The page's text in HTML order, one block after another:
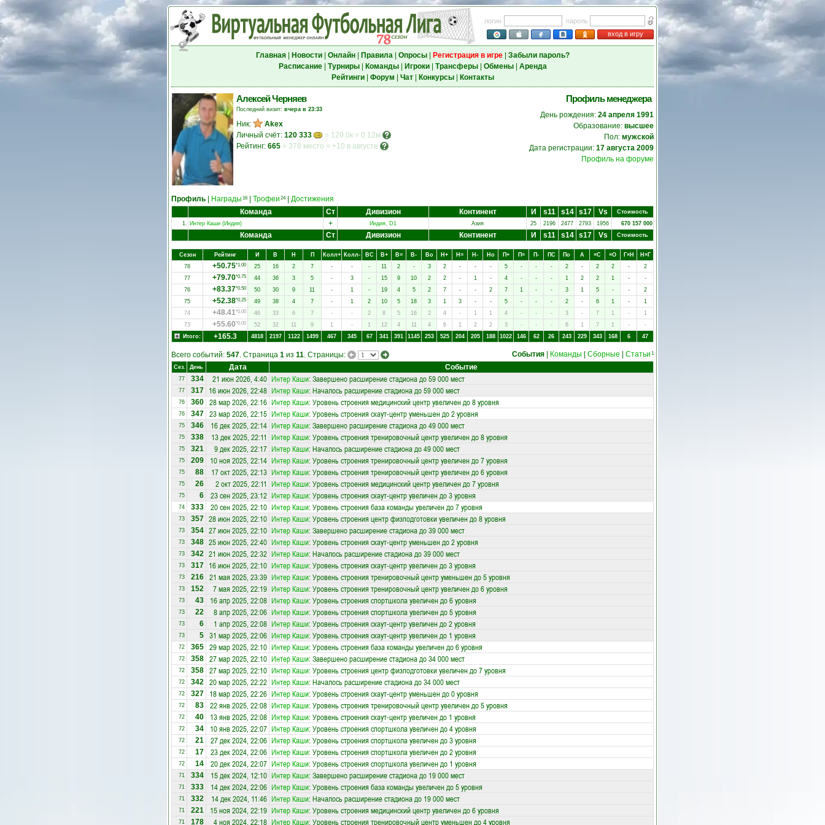
логин
пароль
вход в игру
Главная| Новости| Онлайн| Правила| Опросы| Регистрация в игре| Забыли пароль?
Расписание| Турниры| Команды| Игроки| Трансферы| Обмены| Аренда
Рейтинги| Форум Чат| Конкурсы| Контакты
Алексей Черняев
Последний визит: вчера в 23:33
Ник:
Akex
Личный счёт: 120 333
= 120.0к = 0.12м
Рейтинг: 665 = 378 место = +10 в августе
Профиль менеджера
День рождения: 24 апреля 1991
Образование: высшее
Пол: мужской
Дата регистрации: 17 августа 2009
Профиль на форуме
Профиль Награды 16 Трофеи 24| Достижения
Команда
Ст Дивизион Континент И s11 s14 s17 Vs
Стоимость
1. Интер Каши (Индия) + Индия, D1 Азия 25 2196 2477 2793 1956 670 157 000
Команда Ст Дивизион Континент И s11 s14 s17 Vs Стоимость
Сезон Рейтинг И В Н П Колл+ Колл- ВC В+ В= В- Вo Н+ Н= Н- Нo П+ П= П- ПC Пo А ×C ×O Г×Н
Н×Г
78
+50.75*1.00 25 16 2 7 - - - 11 2 - 3 2 - - - 5 - - - 2 - 2 2 -
2
77
+79.70*0.75 44 36 3 5 - 3 - 15 9 10 2 2 - 1 - 4 - - - 1 2 2 1 -
-
76
+83.37*0.50 50 30 9 11 - 1 - 19 4 5 2 7 - - 2 7 1 - - 3 1 5 - -
2
75
+52.38*0.25 49 38 4 7 - 1 2 10 5 18 3 1 3 - - 5 - - - 2 - 6 1 -
1
74
+48.41*0.00 46 33 6 7 - - 2 8 5 16 2 4 - 1 1 4 - - - 3 - 7 1 -
1
73
+55.60*0.00 52 32 11 9 1 - 1 12 4 11 4 6 1 2 2 3 - - - 6 1 7 1 -
-
Итого:
+165.3 4818 2197 1122 1499 467 345 67 341 391 1145 253 525 204 205 188 1022 146 62 26 243 229 343 168 6 47
Всего событий: 547. Страница 1 из 11. Страницы: События Команды Сборные Статьи 1
Сез. День Дата Событие
77 334 21 июн 2026, 4:40 Интер Каши: Завершено расширение стадиона до 59 000 мест
77 317 16 июн 2026, 22:48 Интер Каши: Началось расширение стадиона до 59 000 мест
76 360 28 мар 2026, 22:16 Интер Каши: Уровень строения медицинский центр увеличен до 8 уровня
76 347 23 мар 2026, 22:15 Интер Каши: Уровень строения скаут-центр уменьшен до 2 уровня
75 346 16 дек 2025, 22:14 Интер Каши: Завершено расширение стадиона до 49 000 мест
75 338 13 дек 2025, 22:11 Интер Каши: Уровень строения тренировочный центр увеличен до 8 уровня
75 321 9 дек 2025, 22:17 Интер Каши: Началось расширение стадиона до 49 000 мест
75 209 10 ноя 2025, 22:14 Интер Каши: Уровень строения тренировочный центр увеличен до 7 уровня
75 88 17 окт 2025, 22:13 Интер Каши: Уровень строения тренировочный центр увеличен до 6 уровня
75 26 2 окт 2025, 22:11 Интер Каши: Уровень строения медицинский центр увеличен до 7 уровня
75 6 23 сен 2025, 23:12 Интер Каши: Уровень строения скаут-центр увеличен до 3 уровня
74 333 20 сен 2025, 22:10 Интер Каши: Уровень строения база команды увеличен до 7 уровня
73 357 28 июн 2025, 22:10 Интер Каши: Уровень строения центр физподготовки увеличен до 8 уровня
73 354 27 июн 2025, 22:10 Интер Каши: Завершено расширение стадиона до 39 000 мест
73 348 25 июн 2025, 22:40 Интер Каши: Уровень строения скаут-центр уменьшен до 2 уровня
73 342 21 июн 2025, 22:32 Интер Каши: Началось расширение стадиона до 39 000 мест
73 317 16 июн 2025, 22:10 Интер Каши: Уровень строения скаут-центр увеличен до 3 уровня
73 216 21 мая 2025, 23:39 Интер Каши: Уровень строения тренировочный центр уменьшен до 5 уровня
73 152 7 мая 2025, 22:19 Интер Каши: Уровень строения тренировочный центр увеличен до 6 уровня
73 43 16 апр 2025, 22:08 Интер Каши: Уровень строения спортшкола увеличен до 6 уровня
73 22 8 апр 2025, 22:06 Интер Каши: Уровень строения спортшкола увеличен до 5 уровня
73 6 1 апр 2025, 22:08 Интер Каши: Уровень строения скаут-центр увеличен до 2 уровня
73 5 31 мар 2025, 22:06 Интер Каши: Уровень строения скаут-центр увеличен до 1 уровня
72 365 29 мар 2025, 22:10 Интер Каши: Уровень строения база команды увеличен до 6 уровня
72 358 27 мар 2025, 22:10 Интер Каши: Завершено расширение стадиона до 34 000 мест
72 358 27 мар 2025, 22:10 Интер Каши: Уровень строения центр физподготовки увеличен до 7 уровня
72 342 20 мар 2025, 22:22 Интер Каши: Началось расширение стадиона до 34 000 мест
72 327 18 мар 2025, 22:26 Интер Каши: Уровень строения скаут-центр уменьшен до 0 уровня
72 83 22 янв 2025, 22:08 Интер Каши: Уровень строения тренировочный центр увеличен до 5 уровня
72 40 13 янв 2025, 22:08 Интер Каши: Уровень строения скаут-центр увеличен до 1 уровня
72 34 10 янв 2025, 22:07 Интер Каши: Уровень строения спортшкола увеличен до 4 уровня
72 21 27 дек 2024, 22:06 Интер Каши: Уровень строения спортшкола увеличен до 3 уровня
72 17 23 дек 2024, 22:06 Интер Каши: Уровень строения спортшкола увеличен до 2 уровня
72 14 20 дек 2024, 22:07 Интер Каши: Уровень строения спортшкола увеличен до 1 уровня
71 334 15 дек 2024, 12:10 Интер Каши: Завершено расширение стадиона до 19 000 мест
71 333 14 дек 2024, 22:06 Интер Каши: Уровень строения база команды увеличен до 5 уровня
71 332 14 дек 2024, 11:46 Интер Каши: Началось расширение стадиона до 19 000 мест
71 221 15 ноя 2024, 22:19 Интер Каши: Уровень строения медицинский центр увеличен до 6 уровня
71 178 4 ноя 2024, 22:18 Интер Каши: Уровень строения тренировочный центр уменьшен до 4 уровня